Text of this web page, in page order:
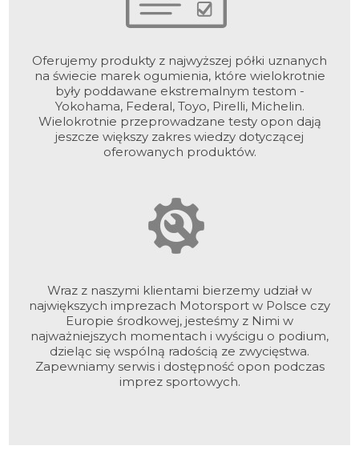
Oferujemy produkty z najwyższej półki uznanych
na świecie marek ogumienia, które wielokrotnie
były poddawane ekstremalnym testom -
Yokohama, Federal, Toyo, Pirelli, Michelin.
Wielokrotnie przeprowadzane testy opon dają
jeszcze większy zakres wiedzy dotyczącej
oferowanych produktów.
Wraz z naszymi klientami bierzemy udział w
największych imprezach Motorsport w Polsce czy
Europie środkowej, jesteśmy z Nimi w
najważniejszych momentach i wyścigu o podium,
dzieląc się wspólną radością ze zwycięstwa.
Zapewniamy serwis i dostępność opon podczas
imprez sportowych.